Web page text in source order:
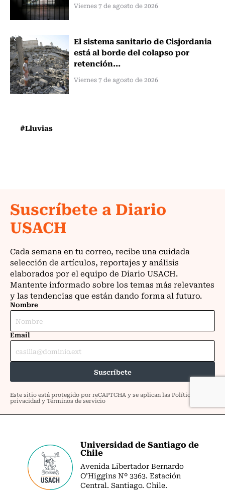
Viernes 7 de agosto de 2026
El sistema sanitario de Cisjordania
está al borde del colapso por
retención...
Viernes 7 de agosto de 2026
#Lluvias
Universidad de Santiago de
Chile
Avenida Libertador Bernardo
O’Higgins Nº 3363. Estación
Central. Santiago. Chile.